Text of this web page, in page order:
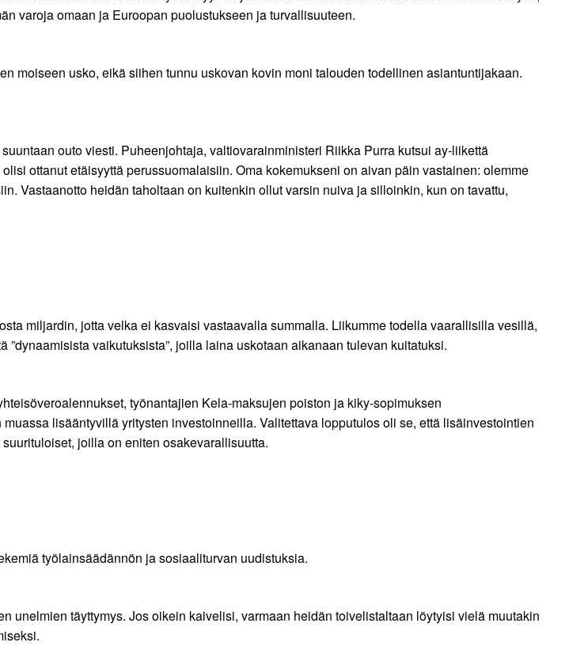
varoja omaan ja Euroopan puolustukseen ja turvallisuuteen.
moiseen usko, eikä siihen tunnu uskovan kovin moni talouden todellinen asiantuntijakaan.
outo viesti. Puheenjohtaja, valtiovarainministeri Riikka Purra kutsui ay-liikettä
ottanut etäisyyttä perussuomalaisiin. Oma kokemukseni on aivan päin vastainen: olemme
Vastaanotto heidän taholtaan on kuitenkin ollut varsin nuiva ja silloinkin, kun on tavattu,
miljardin, jotta velka ei kasvaisi vastaavalla summalla. Liikumme todella vaarallisilla vesillä,
vaikutuksista”, joilla laina uskotaan aikanaan tulevan kuitatuksi.
työnantajien Kela-maksujen poiston ja kiky-sopimuksen
lisääntyvillä yritysten investoinneilla. Valitettava lopputulos oli se, että lisäinvestointien
joilla on eniten osakevarallisuutta.
työlainsäädännön ja sosiaaliturvan uudistuksia.
unelmien täyttymys. Jos oikein kaivelisi, varmaan heidän toivelistaltaan löytyisi vielä muutakin